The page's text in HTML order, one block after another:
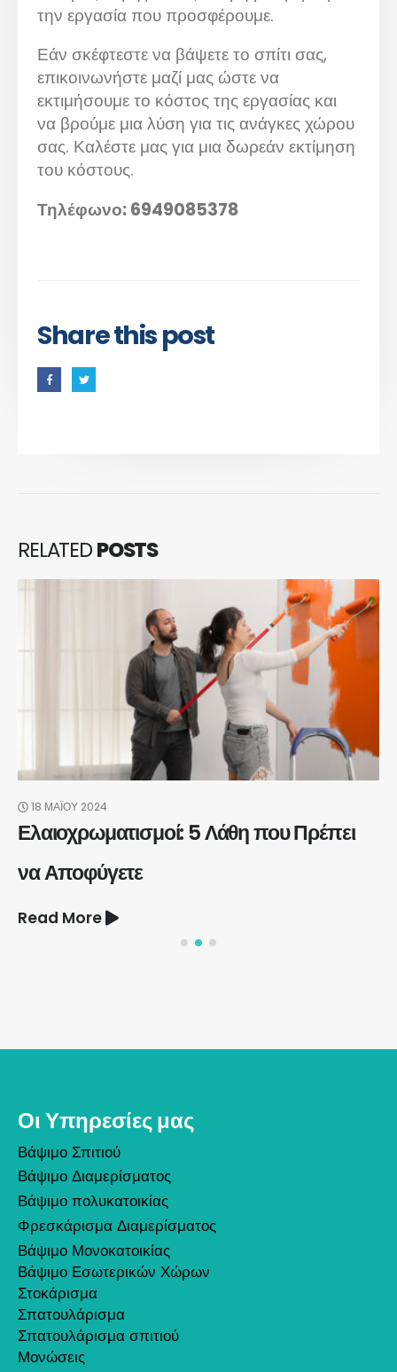
την εργασία που προσφέρουμε.
Εάν σκέφτεστε να βάψετε το σπίτι σας,
επικοινωνήστε μαζί μας ώστε να
εκτιμήσουμε το κόστος της εργασίας και
να βρούμε μια λύση για τις ανάγκες χώρου
σας. Καλέστε μας για μια δωρεάν εκτίμηση
του κόστους.
Τηλέφωνο:6949085378
Share this post
RELATEDPOSTS
18 ΜΑΪ́ΟΥ 2024
Ελαιοχρωματισμοί: 5 Λάθη που Πρέπει
να Αποφύγετε
Read More
Οι Υπηρεσίες μας
Βάψιμο Σπιτιού
Βάψιμο Διαμερίσματος
Βάψιμο πολυκατοικίας
Φρεσκάρισμα Διαμερίσματος
Βάψιμο Μονοκατοικίας
Βάψιμο Εσωτερικών Χώρων
Στοκάρισμα
Σπατουλάρισμα
Σπατουλάρισμα σπιτιού
Μονώσεις